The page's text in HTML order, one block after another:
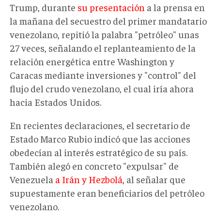
Trump, durante su presentación a la prensa en
la mañana del secuestro del primer mandatario
venezolano, repitió la palabra "petróleo" unas
27 veces, señalando el replanteamiento de la
relación energética entre Washington y
Caracas mediante inversiones y "control" del
flujo del crudo venezolano, el cual iría ahora
hacia Estados Unidos.
En recientes declaraciones, el secretario de
Estado Marco Rubio indicó que las acciones
obedecían al interés estratégico de su país.
También alegó en concreto "expulsar" de
Venezuela a Irán y Hezbolá , al señalar que
supuestamente eran beneficiarios del petróleo
venezolano.